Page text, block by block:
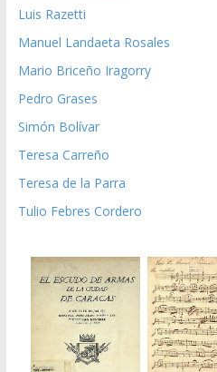
Luis Razetti
Manuel Landaeta Rosales
Mario Briceño Iragorry
Pedro Grases
Simón Bolívar
Teresa Carreño
Teresa de la Parra
Tulio Febres Cordero